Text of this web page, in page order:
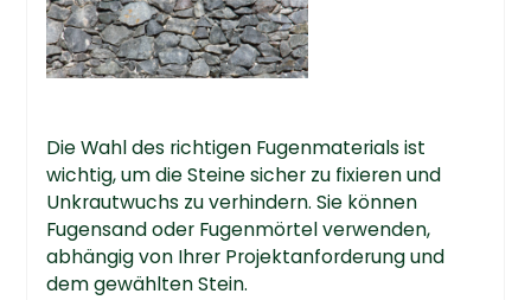
Die Wahl des richtigen Fugenmaterials ist
wichtig, um die Steine sicher zu fixieren und
Unkrautwuchs zu verhindern. Sie können
Fugensand oder Fugenmörtel verwenden,
abhängig von Ihrer Projektanforderung und
dem gewählten Stein.